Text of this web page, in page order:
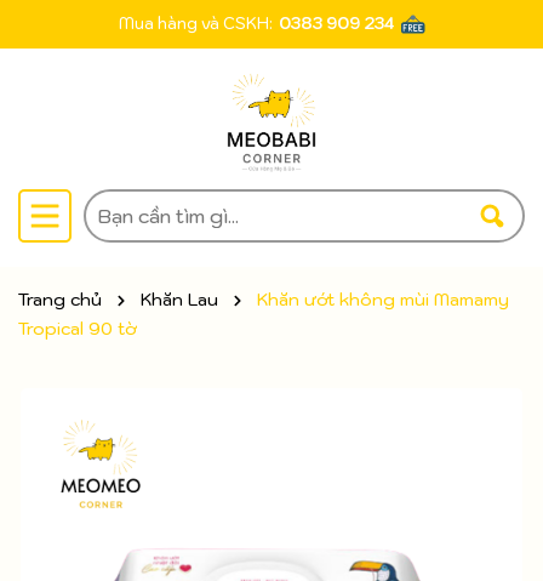
Mua hàng và CSKH: 0383 909 234
Trang chủ Khăn Lau
Khăn ướt không mùi Mamamy
Tropical 90 tờ